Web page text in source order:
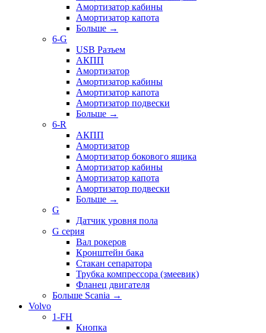
Амортизатор кабины
Амортизатор капота
Больше →
6-G
USB Разъем
АКПП
Амортизатор
Амортизатор кабины
Амортизатор капота
Амортизатор подвески
Больше →
6-R
АКПП
Амортизатор
Амортизатор бокового ящика
Амортизатор кабины
Амортизатор капота
Амортизатор подвески
Больше →
G
Датчик уровня пола
G серия
Вал рокеров
Кронштейн бака
Стакан сепаратора
Трубка компрессора (змеевик)
Фланец двигателя
Больше Scania →
Volvo
1-FH
Кнопка